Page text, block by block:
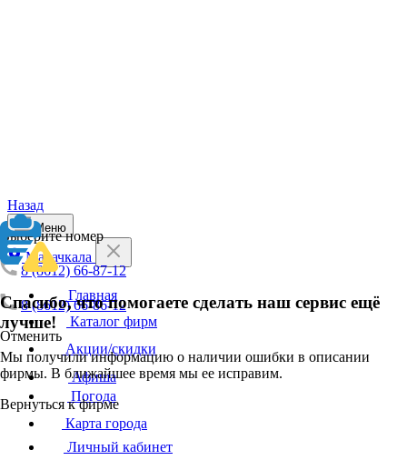
Назад
Выберите номер
8 (8612) 66-87-12
8 (8612) 66-86-12
Отменить
Спасибо, что помогаете сделать наш сервис ещё
лучше!
Мы получили информацию о наличии ошибки в описании
фирмы. В ближайшее время мы ее исправим.
Вернуться к фирме
Меню
Махачкала
Главная
Каталог фирм
Акции/скидки
Афиша
Погода
Карта города
Личный кабинет